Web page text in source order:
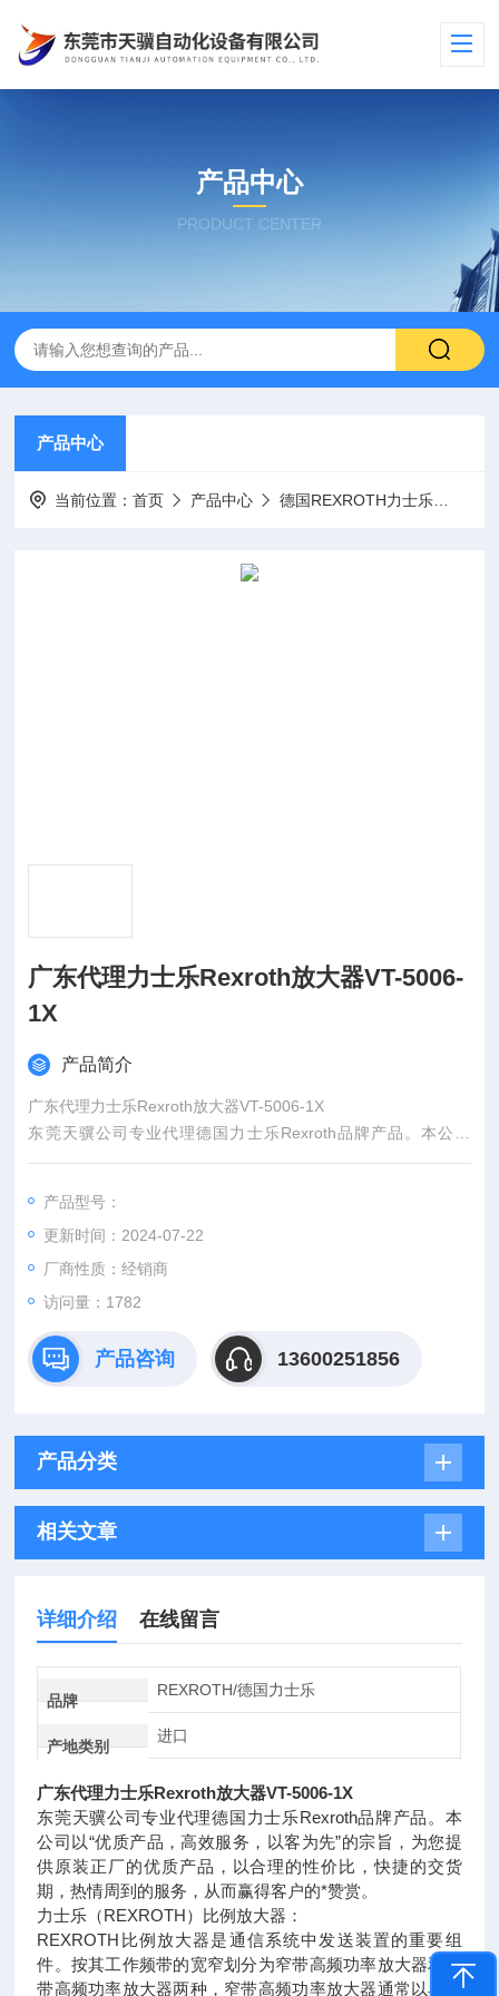
产品中心
PRODUCT CENTER
产品中心
当前位置：首页 产品中心 德国REXROTH力士乐
广东代理力士乐Rexroth放大器VT-5006-
1X
产品简介
广东代理力士乐Rexroth放大器VT-5006-1X
东莞天骥公司专业代理德国力士乐Rexroth品牌产品。本公司
以“优质产品，高效服务，以客为先"的宗旨，为您提供原装正厂
务，从而赢得客户的*赞赏。
产品型号：
更新时间：2024-07-22
厂商性质：经销商
访问量：1782
产品咨询 13600251856
产品分类
相关文章
详细介绍 在线留言
品牌
REXROTH/德国力士乐
产地类别
进口
广东代理力士乐Rexroth放大器VT-5006-1X
东莞天骥公司专业代理德国力士乐Rexroth品牌产品。本
公司以“优质产品，高效服务，以客为先”的宗旨，为您提
供原装正厂的优质产品，以合理的性价比，快捷的交货
期，热情周到的服务，从而赢得客户的*赞赏。
力士乐（REXROTH）比例放大器：
REXROTH比例放大器是通信系统中发送装置的重要组
件。按其工作频带的宽窄划分为窄带高频功率放大器和宽
带高频功率放大器两种，窄带高频功率放大器通常以具有